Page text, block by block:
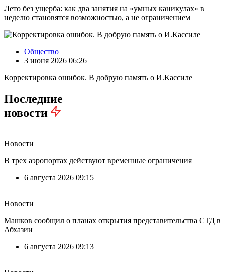
Лето без ущерба: как два занятия на «умных каникулах» в
неделю становятся возможностью, а не ограничением
Общество
3 июня 2026 06:26
Корректировка ошибок. В добрую память о И.Кассиле
Последние
новости
Новости
В трех аэропортах действуют временные ограничения
6 августа 2026 09:15
Новости
Машков сообщил о планах открытия представительства СТД в
Абхазии
6 августа 2026 09:13